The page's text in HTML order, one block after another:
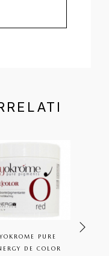
PURE
DE COLOR